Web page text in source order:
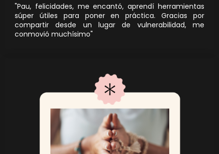
"Pau, felicidades, me encantó, aprendí herramientas
súper útiles para poner en práctica. Gracias por
compartir desde un lugar de vulnerabilidad, me
conmovió muchísimo"